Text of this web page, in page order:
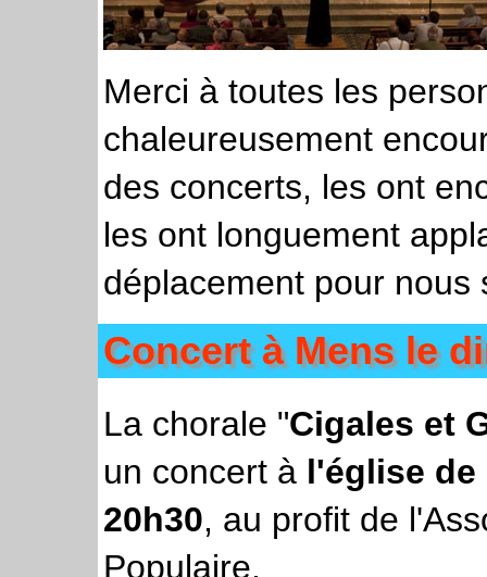
Merci à toutes les
chaleureusement
des concerts, les ont
les ont longuement
déplacement pour
Concert à Mens le
La chorale "Cigales et
un concert à l'église de
20h30, au profit de
Populaire.